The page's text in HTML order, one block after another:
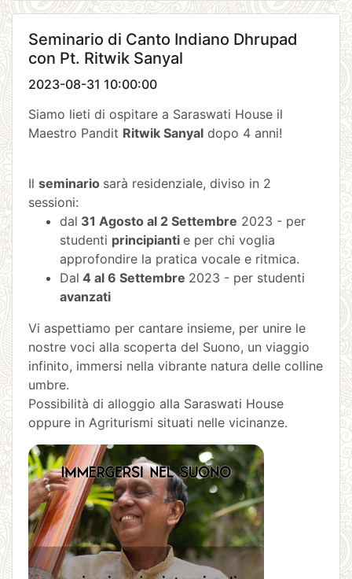
Seminario di Canto Indiano Dhrupad
con Pt. Ritwik Sanyal
2023-08-31 10:00:00
Siamo lieti di ospitare a Saraswati House il
Maestro Pandit Ritwik Sanyal dopo 4 anni!
Il seminario sarà residenziale, diviso in 2
sessioni:
dal 31 Agosto al 2 Settembre 2023 - per
studenti principianti e per chi voglia
approfondire la pratica vocale e ritmica.
Dal 4 al 6 Settembre 2023 - per studenti
avanzati
Vi aspettiamo per cantare insieme, per unire le
nostre voci alla scoperta del Suono, un viaggio
infinito, immersi nella vibrante natura delle colline
umbre.
Possibilità di alloggio alla Saraswati House
oppure in Agriturismi situati nelle vicinanze.